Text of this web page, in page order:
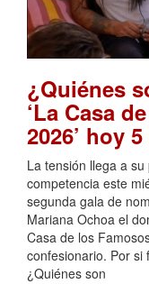
¿Quiénes
‘La Casa
2026’ hoy
La tensión llega a
competencia este
segunda gala de
Mariana Ochoa el
Casa de los
confesionario. Por
¿Quiénes son